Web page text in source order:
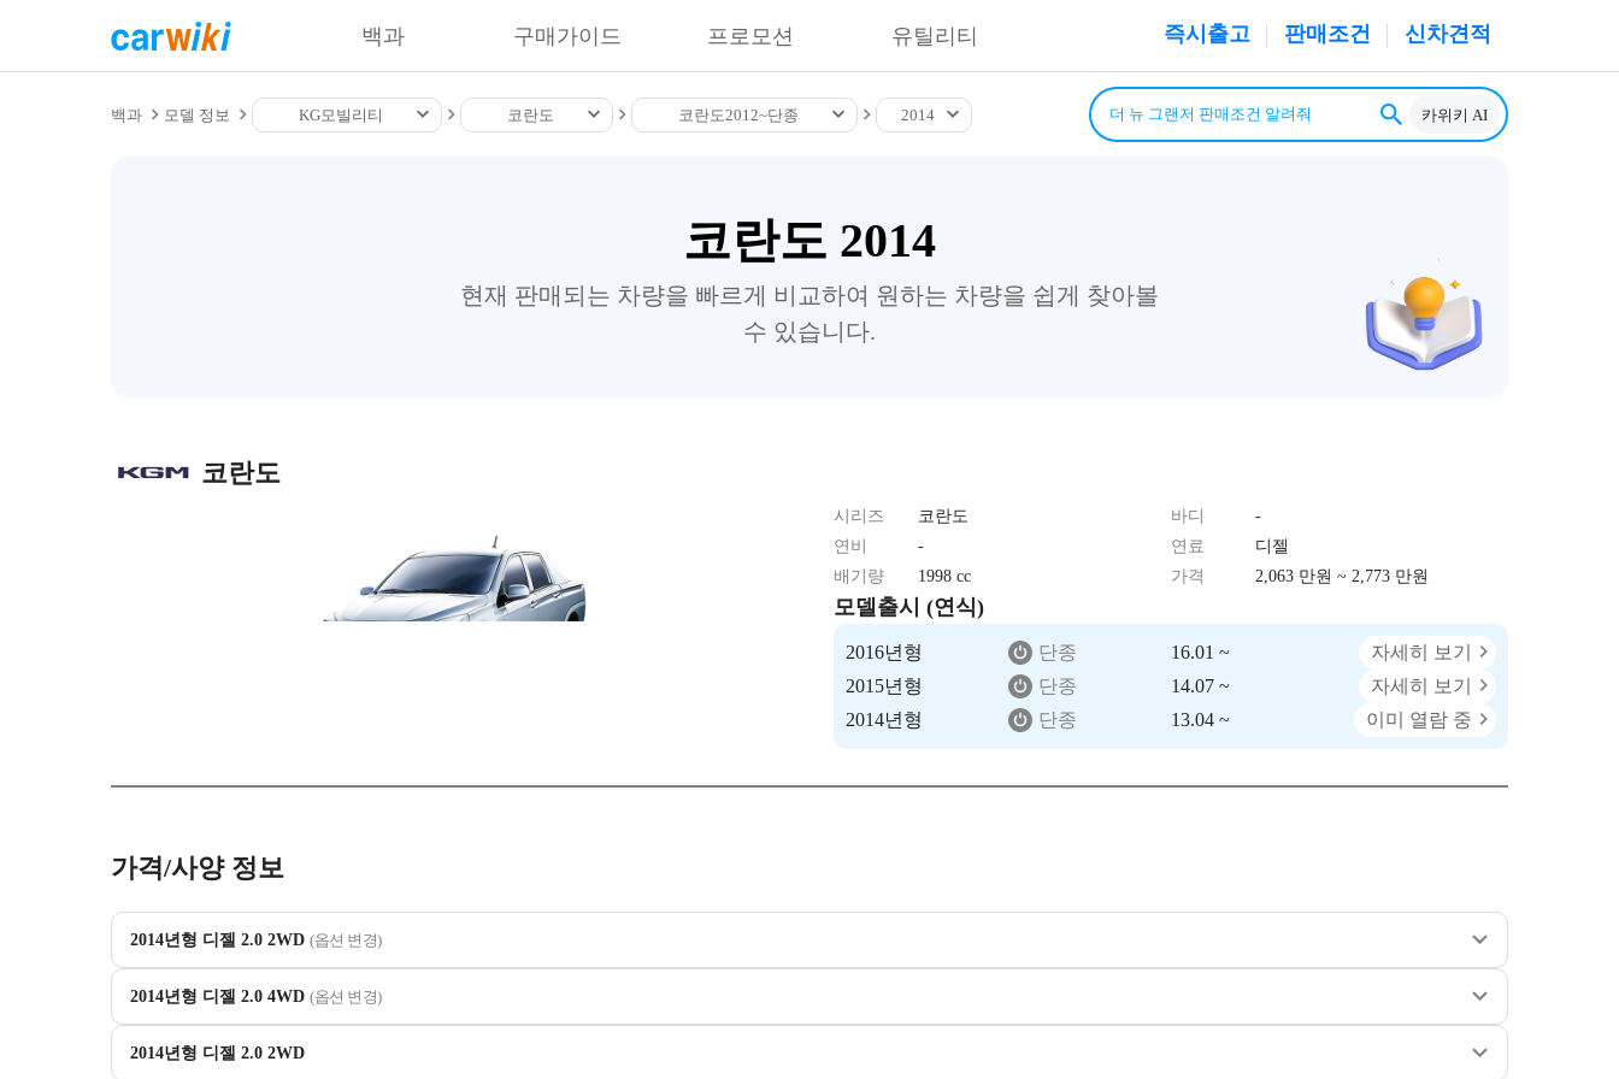
즉시출고 판매조건 신차견적
백과 구매가이드 프로모션 유틸리티
백과 모델 정보 KG모빌리티 코란도 코란도 2012~단종 2014 카위키 AI
코란도 2014
현재 판매되는 차량을 빠르게 비교하여 원하는 차량을 쉽게 찾아볼
수 있습니다.
코란도
시리즈 코란도 바디
-
연비
- 연료
디젤
배기량
1998 cc 가격 2,063 만원 ~ 2,773 만원
모델출시 (연식)
2016년형 단종 16.01 ~
자세히 보기
2015년형
단종 14.07 ~
자세히 보기
2014년형
단종 13.04 ~ 이미 열람 중
가격/사양 정보
2014년형 디젤 2.0 2WD (옵션 변경)
2014년형 디젤 2.0 4WD (옵션 변경)
2014년형 디젤 2.0 2WD